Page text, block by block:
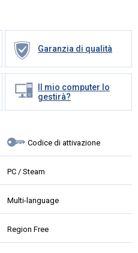
Garanzia di qualità
Il mio computer lo
gestirà?
Codice di attivazione
PC / Steam
Multi-language
Region Free